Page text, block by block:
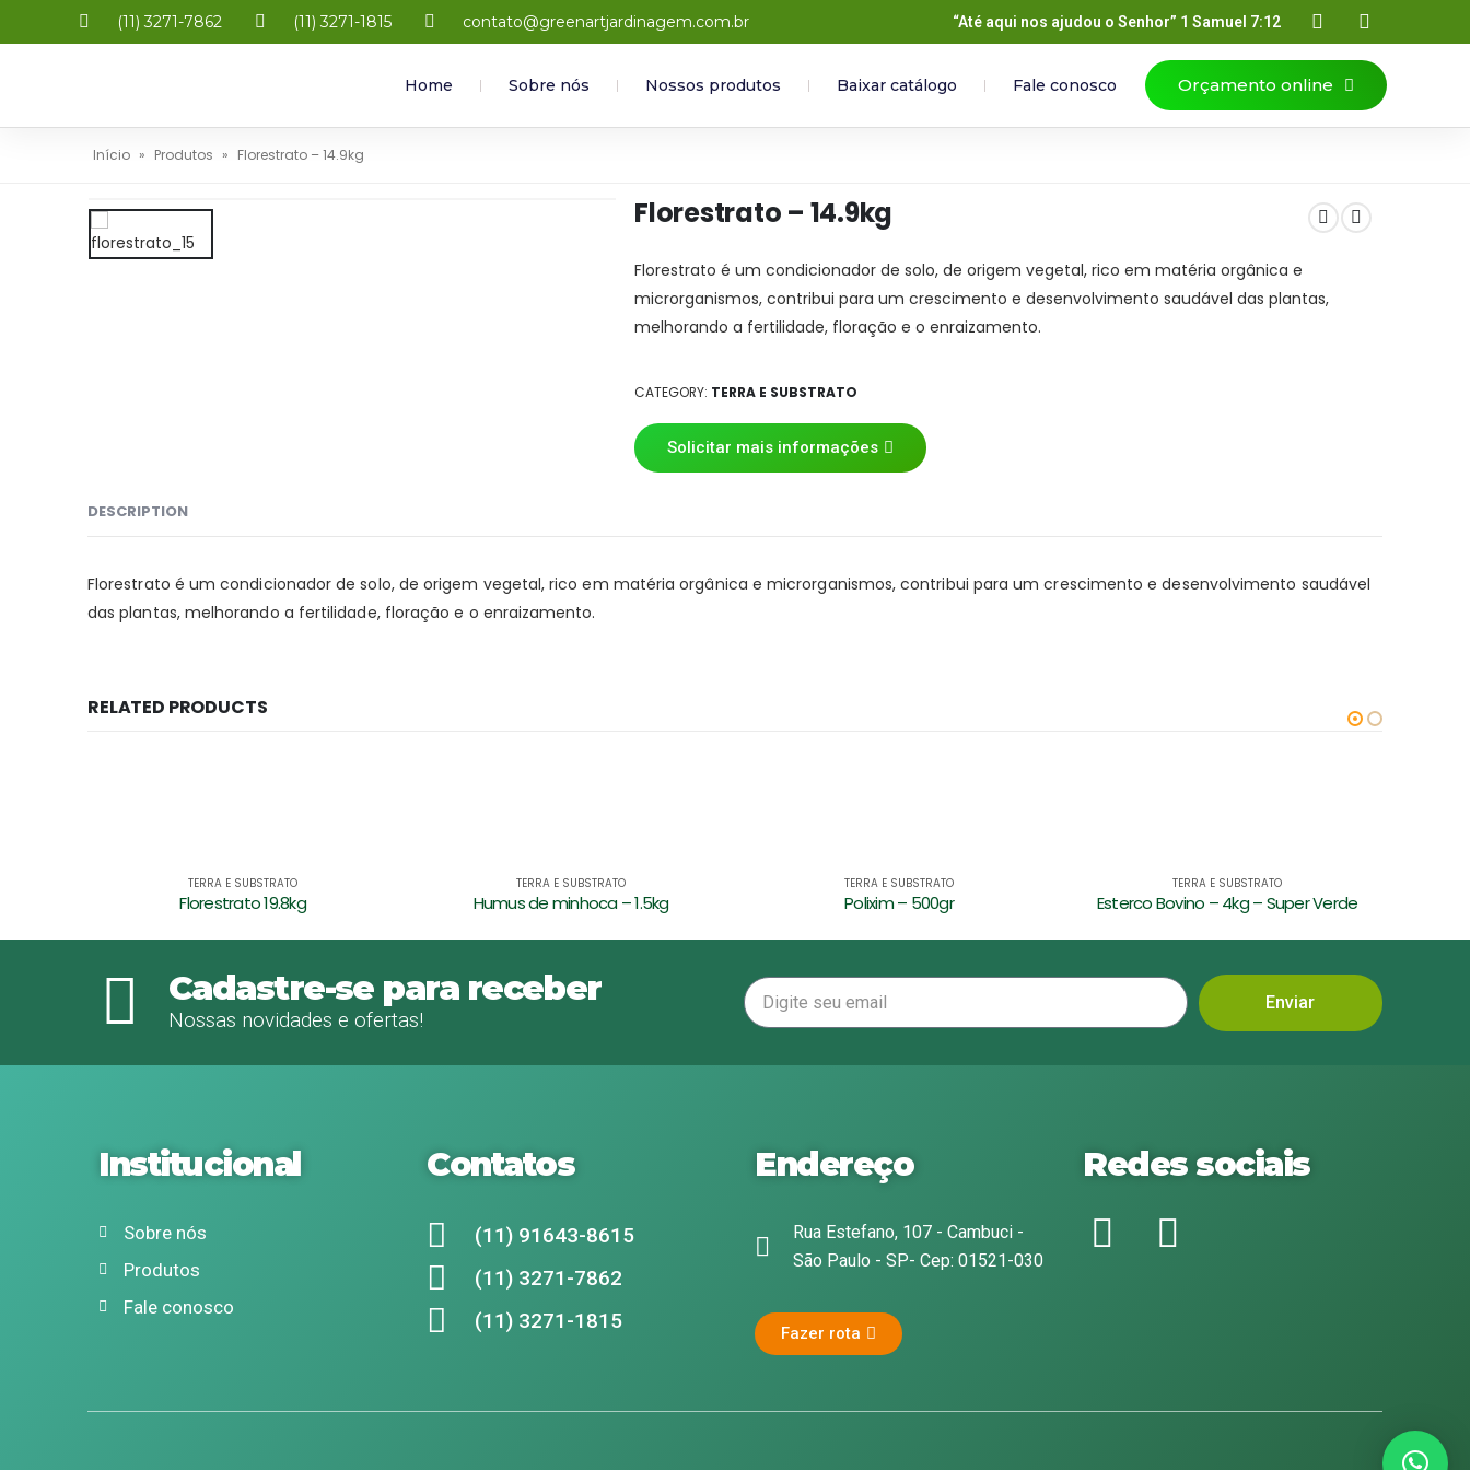
(11) 3271-7862 (11) 3271-1815 contato@greenartjardinagem.com.br “Até aqui nos ajudou o Senhor” 1 Samuel 7:12
Home Sobre nós Nossos produtos Baixar catálogo Fale conosco Orçamento online
Início » Produtos » Florestrato – 14.9kg
Florestrato – 14.9kg
Florestrato é um condicionador de solo, de origem vegetal, rico em matéria orgânica e
microrganismos, contribui para um crescimento e desenvolvimento saudável das plantas,
melhorando a fertilidade, floração e o enraizamento.
CATEGORY: TERRA E SUBSTRATO
Solicitar mais informações
DESCRIPTION
Florestrato é um condicionador de solo, de origem vegetal, rico em matéria orgânica e microrganismos, contribui para um crescimento e desenvolvimento saudável
das plantas, melhorando a fertilidade, floração e o enraizamento.
RELATED PRODUCTS
TERRA E SUBSTRATO
Humus de minhoca – 1.5kg
TERRA E SUBSTRATO
Polixim – 500gr
TERRA E SUBSTRATO
Esterco Bovino – 4kg – Super Verde
TERRA E SUBSTRATO
Esterco Bovino – 2kg – Super Verde
Cadastre-se para receber
Nossas novidades e ofertas!
Enviar
Institucional
Sobre nós
Produtos
Fale conosco
Contatos
(11) 91643-8615
(11) 3271-7862
(11) 3271-1815
Endereço
Rua Estefano, 107 - Cambuci -
São Paulo - SP- Cep: 01521-030
Fazer rota
Redes sociais